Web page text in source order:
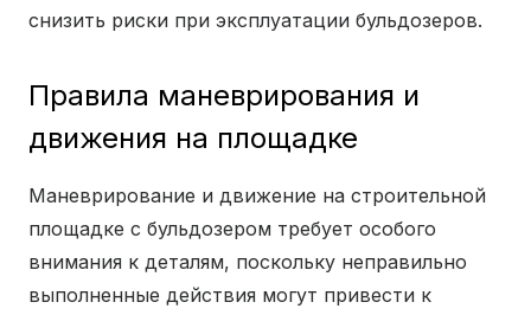
снизить риски при эксплуатации бульдозеров.
Правила маневрирования и
движения на площадке
Маневрирование и движение на строительной
площадке с бульдозером требует особого
внимания к деталям, поскольку неправильно
выполненные действия могут привести к